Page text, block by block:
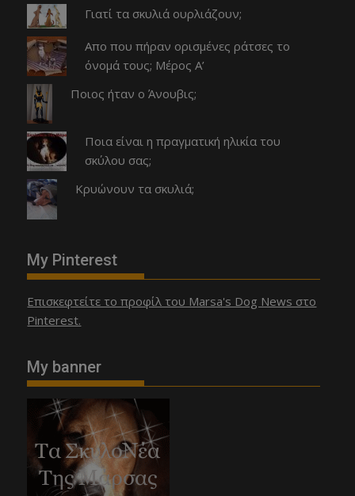
Γιατί τα σκυλιά ουρλιάζουν;
Απο που πήραν ορισμένες ράτσες το
όνομά τους; Μέρος Α’
Ποιος ήταν ο Άνουβις;
Ποια είναι η πραγματική ηλικία του
σκύλου σας;
Κρυώνουν τα σκυλιά;
My Pinterest
Επισκεφτείτε το προφίλ του Marsa's Dog News στο
Pinterest.
My banner